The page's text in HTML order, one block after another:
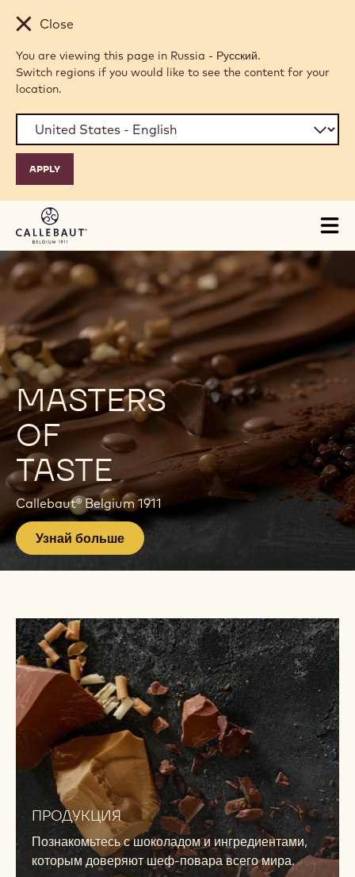
Skip to main content
Close
You are viewing this page in Russia - Русский.
Switch regions if you would like to see the content for your
location.
H
O
M
E
P
A
G
E
MASTERS
OF
TASTE
Callebaut® Belgium 1911
Узнай больше
ПРОДУКЦИЯ
Познакомьтесь с шоколадом и ингредиентами,
которым доверяют шеф-повара всего мира.
товары
Искать
товары